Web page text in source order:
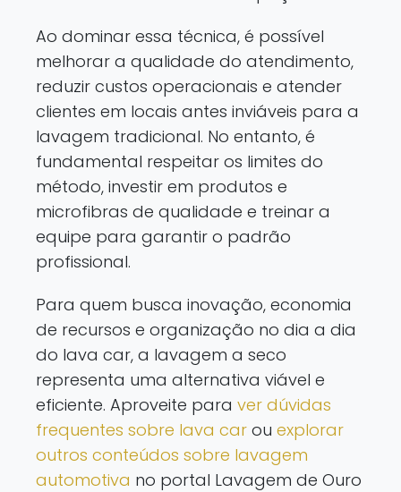
Ao dominar essa técnica, é possível
melhorar a qualidade do atendimento,
reduzir custos operacionais e atender
clientes em locais antes inviáveis para a
lavagem tradicional. No entanto, é
fundamental respeitar os limites do
método, investir em produtos e
microfibras de qualidade e treinar a
equipe para garantir o padrão
profissional.
Para quem busca inovação, economia
de recursos e organização no dia a dia
do lava car, a lavagem a seco
representa uma alternativa viável e
eficiente. Aproveite para ver dúvidas
frequentes sobre lava car ou explorar
outros conteúdos sobre lavagem
automotiva no portal Lavagem de Ouro